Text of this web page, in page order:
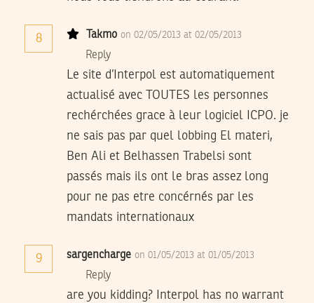
8 Takmo on 02/05/2013 at 02/05/2013
Reply
Le site d’Interpol est automatiquement
actualisé avec TOUTES les personnes
rechérchées grace à leur logiciel ICPO. je
ne sais pas par quel lobbing El materi,
Ben Ali et Belhassen Trabelsi sont
passés mais ils ont le bras assez long
pour ne pas etre concérnés par les
mandats internationaux
9 sargencharge on 01/05/2013 at 01/05/2013
Reply
are you kidding? Interpol has no warrant